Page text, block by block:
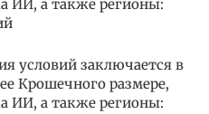
ИИ, а также регионы:
условий заключается в
Крошечного размере,
ИИ, а также регионы: